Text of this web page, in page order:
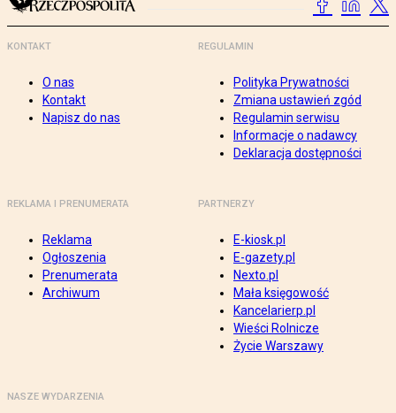
KONTAKT
O nas
Kontakt
Napisz do nas
REGULAMIN
Polityka Prywatności
Zmiana ustawień zgód
Regulamin serwisu
Informacje o nadawcy
Deklaracja dostępności
REKLAMA I PRENUMERATA
Reklama
Ogłoszenia
Prenumerata
Archiwum
PARTNERZY
E-kiosk.pl
E-gazety.pl
Nexto.pl
Mała księgowość
Kancelarierp.pl
Wieści Rolnicze
Życie Warszawy
NASZE WYDARZENIA